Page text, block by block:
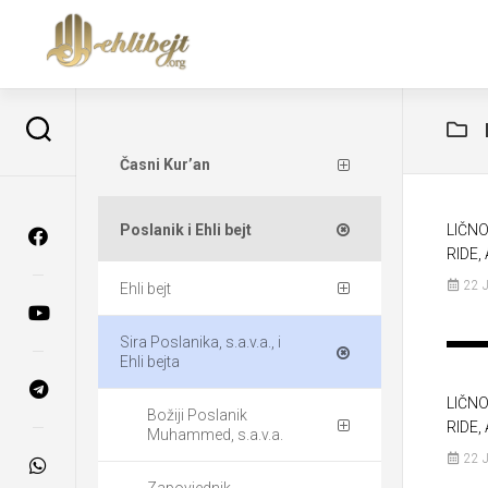
RIDE,
22
RIDE,
22
Časni Kur’an
Poslanik i Ehli bejt
Ehli bejt
Sira Poslanika, s.a.v.a., i
Ehli bejta
Božiji Poslanik
Muhammed, s.a.v.a.